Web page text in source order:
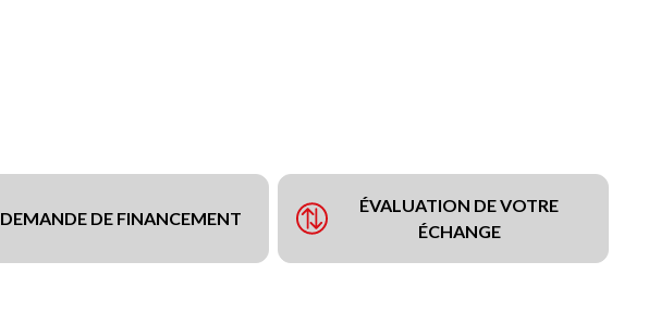
DEMANDE DE FINANCEMENT
ÉVALUATION DE VOTRE
ÉCHANGE